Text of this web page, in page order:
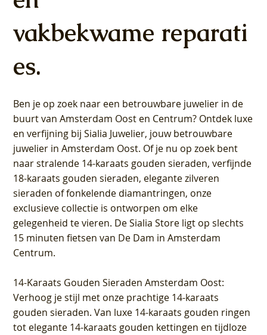
vakbekwame reparati
es.
Ben je op zoek naar een betrouwbare juwelier in de
buurt van Amsterdam Oost en Centrum? Ontdek luxe
en verfijning bij Sialia Juwelier, jouw betrouwbare
juwelier in Amsterdam Oost. Of je nu op zoek bent
naar stralende 14-karaats gouden sieraden, verfijnde
18-karaats gouden sieraden, elegante zilveren
sieraden of fonkelende diamantringen, onze
exclusieve collectie is ontworpen om elke
gelegenheid te vieren. De Sialia Store ligt op slechts
15 minuten fietsen van De Dam in Amsterdam
Centrum.
14-Karaats Gouden Sieraden Amsterdam Oost:
Verhoog je stijl met onze prachtige 14-karaats
gouden sieraden. Van luxe 14-karaats gouden ringen
tot elegante 14-karaats gouden kettingen en tijdloze